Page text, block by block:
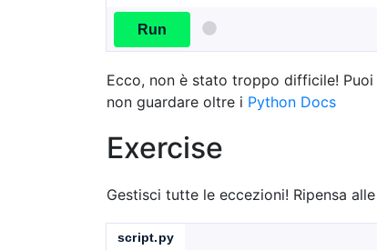
Run
Ecco, non è stato troppo difficile!
non guardare oltre i Python Docs
Exercise
Gestisci tutte le eccezioni! Ripensa
script.py